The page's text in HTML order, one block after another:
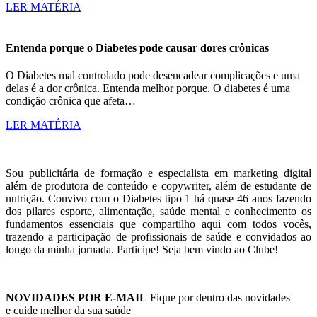
LER MATÉRIA
Entenda porque o Diabetes pode causar dores crônicas
O Diabetes mal controlado pode desencadear complicações e uma
delas é a dor crônica. Entenda melhor porque. O diabetes é uma
condição crônica que afeta…
LER MATÉRIA
Sou publicitária de formação e especialista em marketing digital
além de produtora de conteúdo e copywriter, além de estudante de
nutrição. Convivo com o Diabetes tipo 1 há quase 46 anos fazendo
dos pilares esporte, alimentação, saúde mental e conhecimento os
fundamentos essenciais que compartilho aqui com todos vocês,
trazendo a participação de profissionais de saúde e convidados ao
longo da minha jornada. Participe! Seja bem vindo ao Clube!
NOVIDADES POR E-MAIL Fique por dentro das novidades
e cuide melhor da sua saúde